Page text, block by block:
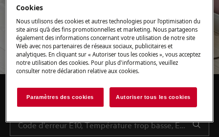
Soutien pour Aspirateur
avec sac
Recherchez parmi nos articles d'assistance
Cookies
Nous utilisons des cookies et autres technologies pour l’optimisation du
site ainsi qu’à des fins promotionnelles et marketing. Nous partageons
également des informations concernant votre utilisation de notre site
Web avec nos partenaires de réseaux sociaux, publicitaires et
analytiques. En cliquant sur « Autoriser tous les cookies », vous acceptez
notre utilisation des cookies. Pour plus d'informations, veuillez
consulter notre déclaration relative aux cookies.
Paramètres des cookies Autoriser tous les cookies